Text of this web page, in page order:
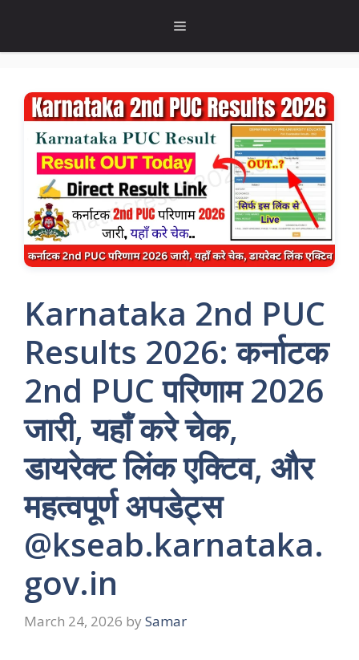
content
Menu
Karnataka 2nd PUC
Results 2026: कर्नाटक
2nd PUC परिणाम 2026
जारी, यहाँ करे चेक,
डायरेक्ट लिंक एक्टिव, और
महत्वपूर्ण अपडेट्स
@kseab.karnataka.
gov.in
March 24, 2026 by Samar